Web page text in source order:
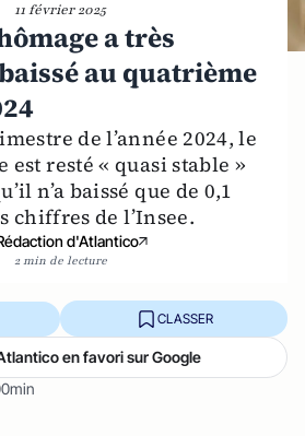
11 février 2025
a très
au quatrième
de l’année 2024, le
est resté « quasi stable »
n’a baissé que de 0,1
chiffres de l’Insee.
d'Atlantico
2 min de lecture
CLASSER
en favori sur Google